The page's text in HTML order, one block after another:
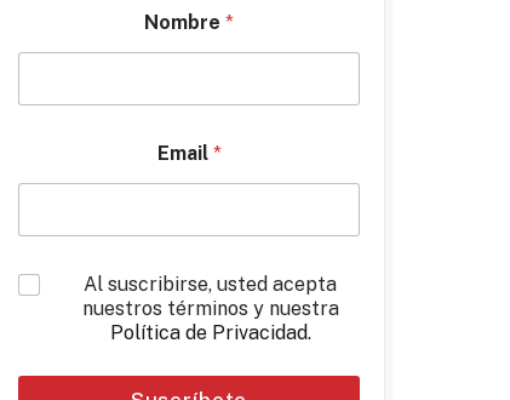
Nombre *
Email *
*
Al suscribirse, usted acepta
nuestros términos y nuestra
Política de Privacidad.